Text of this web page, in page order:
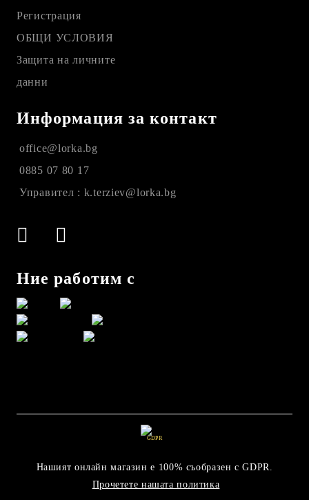
Регистрация
ОБЩИ УСЛОВИЯ
Защита на личните
данни
Информация за контакт
office@lorka.bg
0885 07 80 17
Управител : k.terziev@lorka.bg
Ние работим с
GDPR
Нашият онлайн магазин е 100% съобразен с GDPR.
Прочетете нашата политика